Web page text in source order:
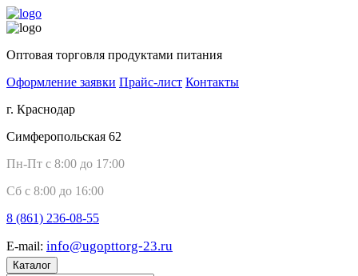
Оптовая торговля продуктами питания
Оформление заявки Прайс-лист Контакты
г. Краснодар
Симферопольская 62
Пн-Пт с 8:00 до 17:00
Сб с 8:00 до 16:00
8 (861) 236-08-55
E-mail: info@ugopttorg-23.ru
Каталог